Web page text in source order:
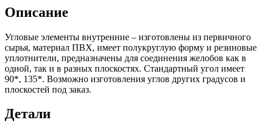
quantity
Описание
Угловые элементы внутренние – изготовлены из первичного
сырья, материал ПВХ, имеет полукруглую форму и резиновые
уплотнители, предназначены для соединения желобов как в
одной, так и в разных плоскостях. Стандартный угол имеет
90*, 135*. Возможно изготовления углов других градусов и
плоскостей под заказ.
Детали